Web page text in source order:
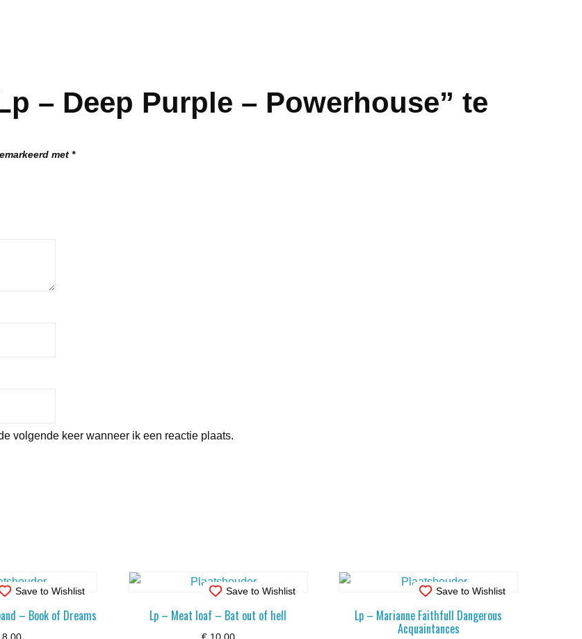
– Deep Purple – Powerhouse” te
met *
volgende keer wanneer ik een reactie plaats.
Save to Wishlist
– Book of Dreams
Save to Wishlist
Lp – Meat loaf – Bat out of hell
Save to Wishlist
Lp – Marianne Faithfull Dangerous
Acquaintances